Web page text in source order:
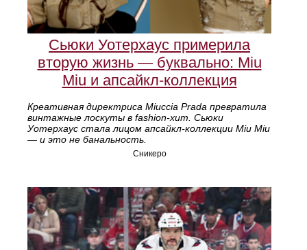
Сьюки Уотерхаус примерила
вторую жизнь — буквально: Miu
Miu и апсайкл-коллекция
Креативная директриса Miuccia Prada превратила
винтажные лоскуты в fashion-хит. Сьюки
Уотерхаус стала лицом апсайкл-коллекции Miu Miu
— и это не банальность.
Сникеро